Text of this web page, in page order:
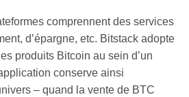
comprennent des services
d’épargne, etc. Bitstack adopte
produits Bitcoin au sein d’un
conserve ainsi
– quand la vente de BTC